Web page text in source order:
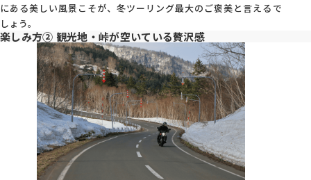
にある美しい風景こそが、冬ツーリング最大のご褒美と言えるで
しょう。
楽しみ方② 観光地・峠が空いている贅沢感